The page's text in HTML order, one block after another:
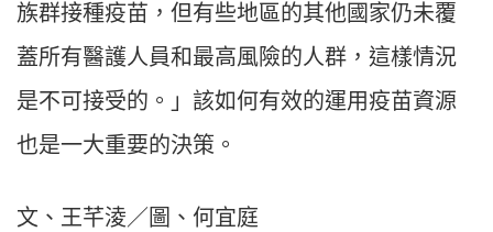
族群接種疫苗，但有些地區的其他國家仍未覆
蓋所有醫護人員和最高風險的人群，這樣情況
是不可接受的。」該如何有效的運用疫苗資源
也是一大重要的決策。
文、王芊淩／圖、何宜庭